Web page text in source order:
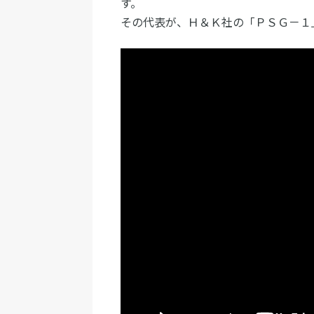
その代表が、Ｈ＆Ｋ社の「ＰＳＧ－